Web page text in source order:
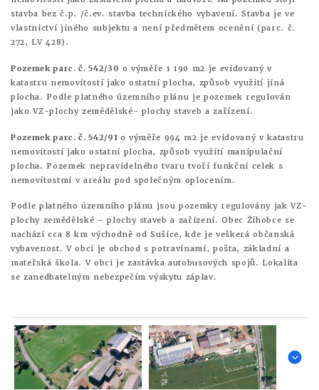
stavba bez č.p. /č.ev. stavba technického vybavení. Stavba je ve
vlastnictví jiného subjektu a není předmětem ocenění (parc. č.
272, LV 428).
Pozemek parc. č. 542/30 o výměře 1 190 m2 je evidovaný v
katastru nemovitostí jako ostatní plocha, způsob využití jiná
plocha. Podle platného územního plánu je pozemek regulován
jako VZ-plochy zemědělské- plochy staveb a zařízení.
Pozemek parc. č. 542/91 o výměře 994 m2 je evidovaný v katastru
nemovitostí jako ostatní plocha, způsob využití manipulační
plocha. Pozemek nepravidelného tvaru tvoří funkční celek s
nemovitostmi v areálu pod společným oplocením.
Podle platného územního plánu jsou pozemky regulovány jak VZ-
plochy zemědělské – plochy staveb a zařízení. Obec Žihobce se
nachází cca 8 km východně od Sušice, kde je veškerá občanská
vybavenost. V obci je obchod s potravinami, pošta, základní a
mateřská škola. V obci je zastávka autobusových spojů. Lokalita
se zanedbatelným nebezpečím výskytu záplav.